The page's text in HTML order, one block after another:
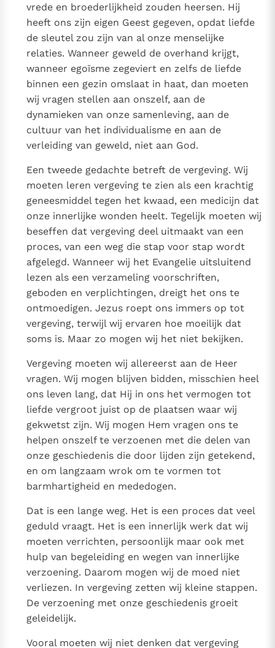
vrede en broederlijkheid zouden heersen. Hij
heeft ons zijn eigen Geest gegeven, opdat liefde
de sleutel zou zijn van al onze menselijke
relaties. Wanneer geweld de overhand krijgt,
wanneer egoïsme zegeviert en zelfs de liefde
binnen een gezin omslaat in haat, dan moeten
wij vragen stellen aan onszelf, aan de
dynamieken van onze samenleving, aan de
cultuur van het individualisme en aan de
verleiding van geweld, niet aan God.
Een tweede gedachte betreft de vergeving. Wij
moeten leren vergeving te zien als een krachtig
geneesmiddel tegen het kwaad, een medicijn dat
onze innerlijke wonden heelt. Tegelijk moeten wij
beseffen dat vergeving deel uitmaakt van een
proces, van een weg die stap voor stap wordt
afgelegd. Wanneer wij het Evangelie uitsluitend
lezen als een verzameling voorschriften,
geboden en verplichtingen, dreigt het ons te
ontmoedigen. Jezus roept ons immers op tot
vergeving, terwijl wij ervaren hoe moeilijk dat
soms is. Maar zo mogen wij het niet bekijken.
Vergeving moeten wij allereerst aan de Heer
vragen. Wij mogen blijven bidden, misschien heel
ons leven lang, dat Hij in ons het vermogen tot
liefde vergroot juist op de plaatsen waar wij
gekwetst zijn. Wij mogen Hem vragen ons te
helpen onszelf te verzoenen met die delen van
onze geschiedenis die door lijden zijn getekend,
en om langzaam wrok om te vormen tot
barmhartigheid en mededogen.
Dat is een lange weg. Het is een proces dat veel
geduld vraagt. Het is een innerlijk werk dat wij
moeten verrichten, persoonlijk maar ook met
hulp van begeleiding en wegen van innerlijke
verzoening. Daarom mogen wij de moed niet
verliezen. In vergeving zetten wij kleine stappen.
De verzoening met onze geschiedenis groeit
geleidelijk.
Vooral moeten wij niet denken dat vergeving